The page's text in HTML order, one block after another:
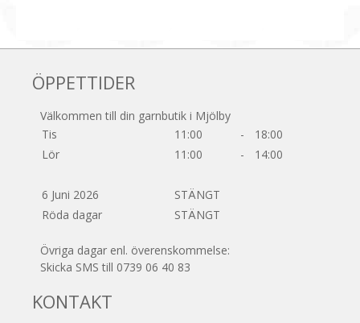
ÖPPETTIDER
Välkommen till din garnbutik i Mjölby
Tis
11:00 -
18:00
Lör
11:00 - 14:00
6 Juni 2026
STÄNGT
Röda dagar
STÄNGT
Övriga dagar enl. överenskommelse:
Skicka SMS till 0739 06 40 83
KONTAKT